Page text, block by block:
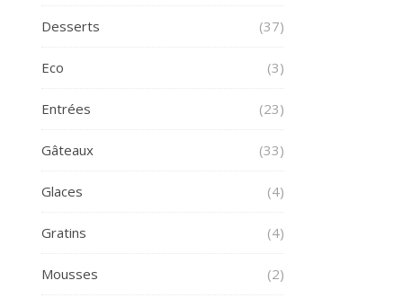
Desserts (37)
Eco (3)
Entrées (23)
Gâteaux (33)
Glaces (4)
Gratins (4)
Mousses (2)